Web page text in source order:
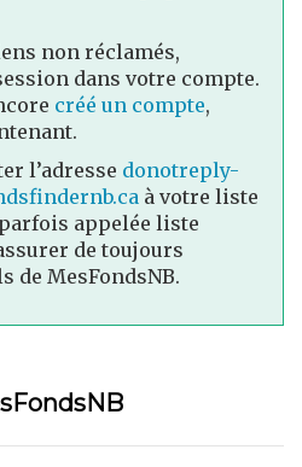
non réclamés,
dans votre compte.
créé un compte,
l’adresse donotreply-
à votre liste
appelée liste
de toujours
de MesFondsNB.